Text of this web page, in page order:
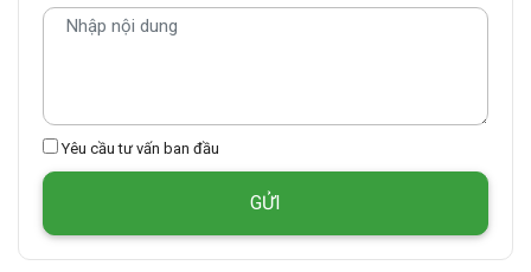
Yêu cầu tư vấn ban đầu
GỬI